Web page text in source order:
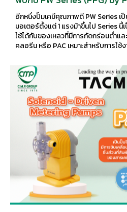
อีกหนึ่งปั๊มเคมีคุณภาพดี PW Series เ
มอเตอร์ตั้งแต่ 1 แรงม้าขึ้นไป Series
ใช้ได้กับของเหลวที่มีการกัดกร่อนต่ำแล
คลอรีน หรือ PAC เหมาะสำหรับการใช้